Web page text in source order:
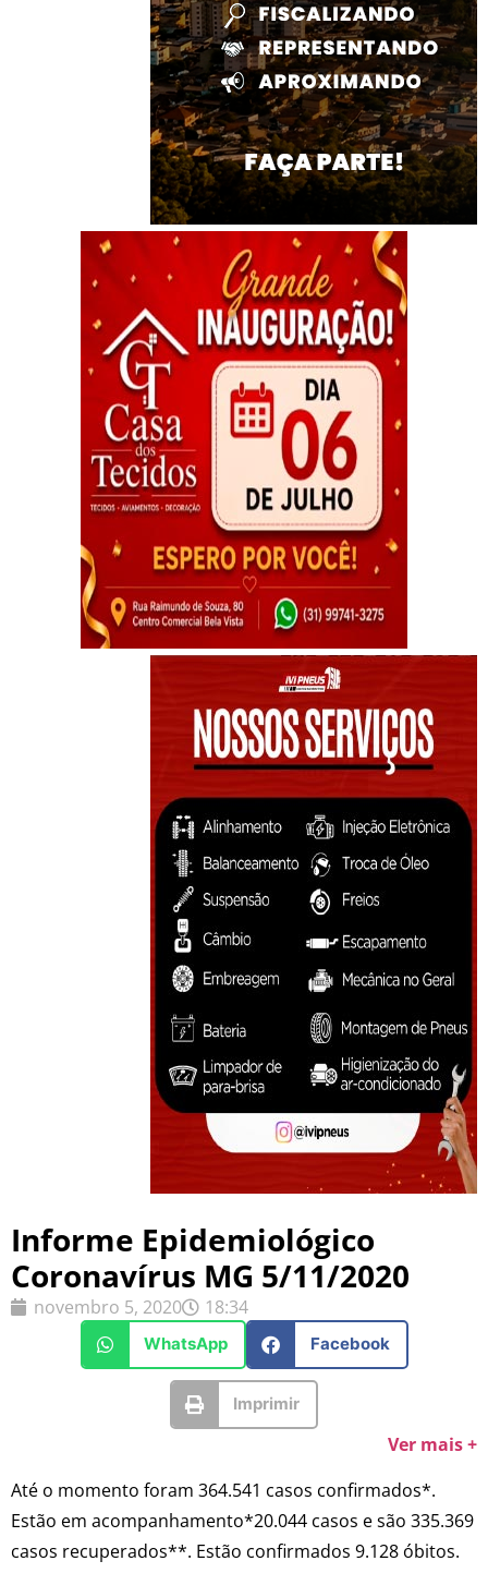
Informe Epidemiológico
Coronavírus MG 5/11/2020
novembro 5, 2020 18:34
WhatsApp Facebook
Imprimir
Ver mais +
Até o momento foram 364.541 casos confirmados*.
Estão em acompanhamento*20.044 casos e são 335.369
casos recuperados**. Estão confirmados 9.128 óbitos.